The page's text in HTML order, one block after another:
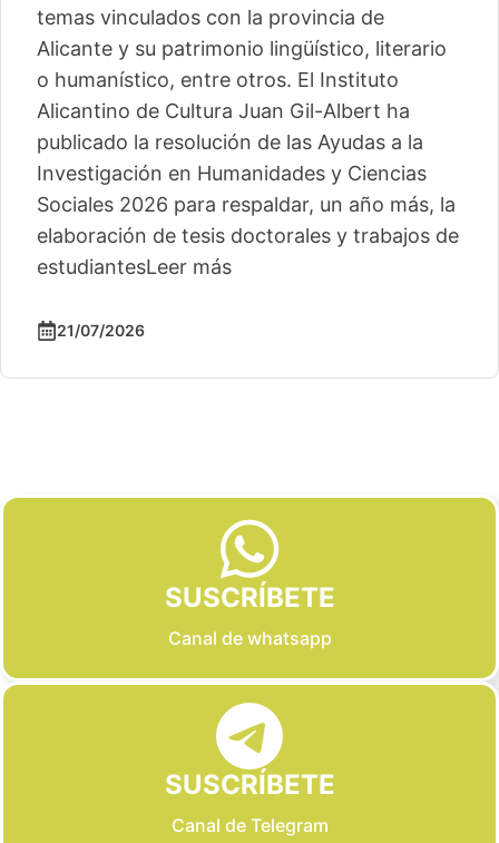
temas vinculados con la provincia de
Alicante y su patrimonio lingüístico, literario
o humanístico, entre otros. El Instituto
Alicantino de Cultura Juan Gil-Albert ha
publicado la resolución de las Ayudas a la
Investigación en Humanidades y Ciencias
Sociales 2026 para respaldar, un año más, la
elaboración de tesis doctorales y trabajos de
estudiantesLeer más
21/07/2026
SUSCRÍBETE
Canal de whatsapp
SUSCRÍBETE
Canal de Telegram